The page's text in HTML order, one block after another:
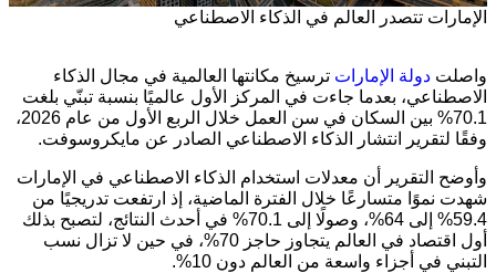
الإمارات تتصدر العالم في الذكاء الاصطناعي
واصلت دولة الإمارات ترسيخ مكانتها العالمية في مجال الذكاء
الاصطناعي، بعدما جاءت في المركز الأول عالميًا بنسبة تبنّي بلغت
70.1% بين السكان في سن العمل خلال الربع الأول من عام 2026،
وفقًا لتقرير انتشار الذكاء الاصطناعي الصادر عن مايكروسوفت.
وأوضح التقرير أن معدلات استخدام الذكاء الاصطناعي في الإمارات
شهدت نموًا متسارعًا خلال الفترة الماضية، إذ ارتفعت تدريجيًا من
59.4% إلى 64%، وصولًا إلى 70.1% في أحدث النتائج، لتصبح بذلك
أول اقتصاد في العالم يتجاوز حاجز 70%، في حين لا تزال نسب
التبني في أجزاء واسعة من العالم دون 10%.